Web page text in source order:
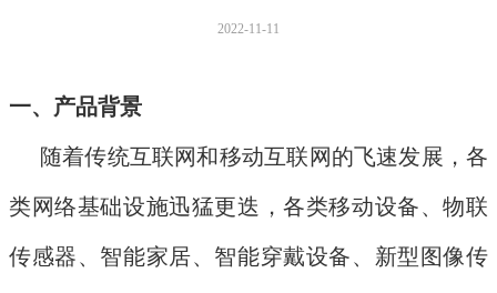
2022-11-11
一、产品背景
随着传统互联网和移动互联网的飞速发展，各
类网络基础设施迅猛更迭，各类移动设备、物联
传感器、智能家居、智能穿戴设备、新型图像传